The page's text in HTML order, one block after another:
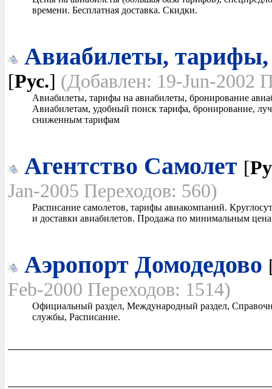
времени. Бесплатная доставка. Скидки.
Авиабилеты, тарифы,
[Рус.] (Добавлен: 19-Jun-2002
Авиабилеты, тарифы на авиабилеты, бронирование
Авиабилетам, удобный поиск тарифа, бронирование,
сниженным тарифам
Агентство Самолет [
Jan-2005 Переходов: 560)
Расписание самолетов, тарифы авиакомпаний.
и доставки авиабилетов. Продажа по минимальным
Аэропорт Домодедово
Feb-2000 Переходов: 1514)
Официальный раздел, Международный раздел,
службы, Расписание.